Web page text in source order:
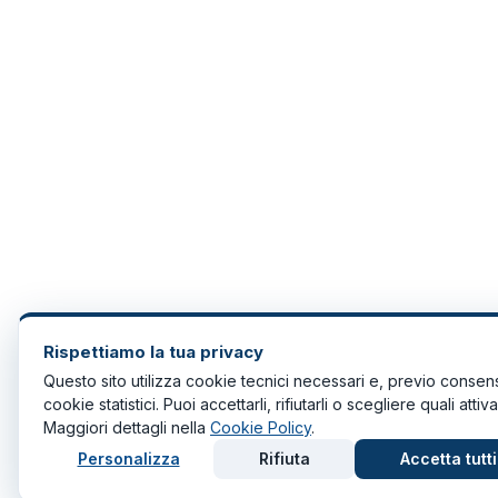
Rispettiamo la tua privacy
Questo sito utilizza cookie tecnici necessari e, previo
cookie statistici. Puoi accettarli, rifiutarli o scegliere quali
Maggiori dettagli nella Cookie Policy.
Personalizza
Rifiuta Accetta tutti